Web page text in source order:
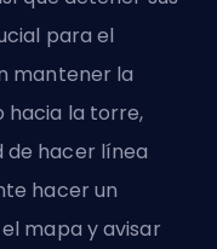
para el
mantener la
hacia la torre,
de hacer línea
hacer un
mapa y avisar